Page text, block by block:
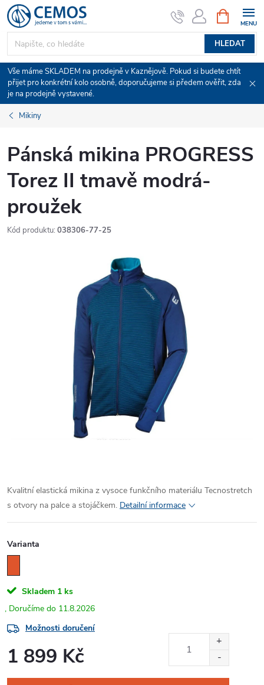
Přejít
na
obsah
HLEDAT
NÁKUPNÍ
KOŠÍK
Vše máme SKLADEM na prodejně v Kaznějově. Pokud si budete chtít
přijet pro konkrétní kolo osobně, doporučujeme si předem ověřit, zda
je na prodejně vystavené.
Mikiny
Pánská mikina PROGRESS
Torez II tmavě modrá-
proužek
Kód produktu: 038306-77-25
Kvalitní elastická mikina z vysoce funkčního materiálu Tecnostretch
s otvory na palce a stojáčkem. Detailní informace
Varianta
Skladem 1 ks
11.8.2026
Možnosti doručení
1 899 Kč